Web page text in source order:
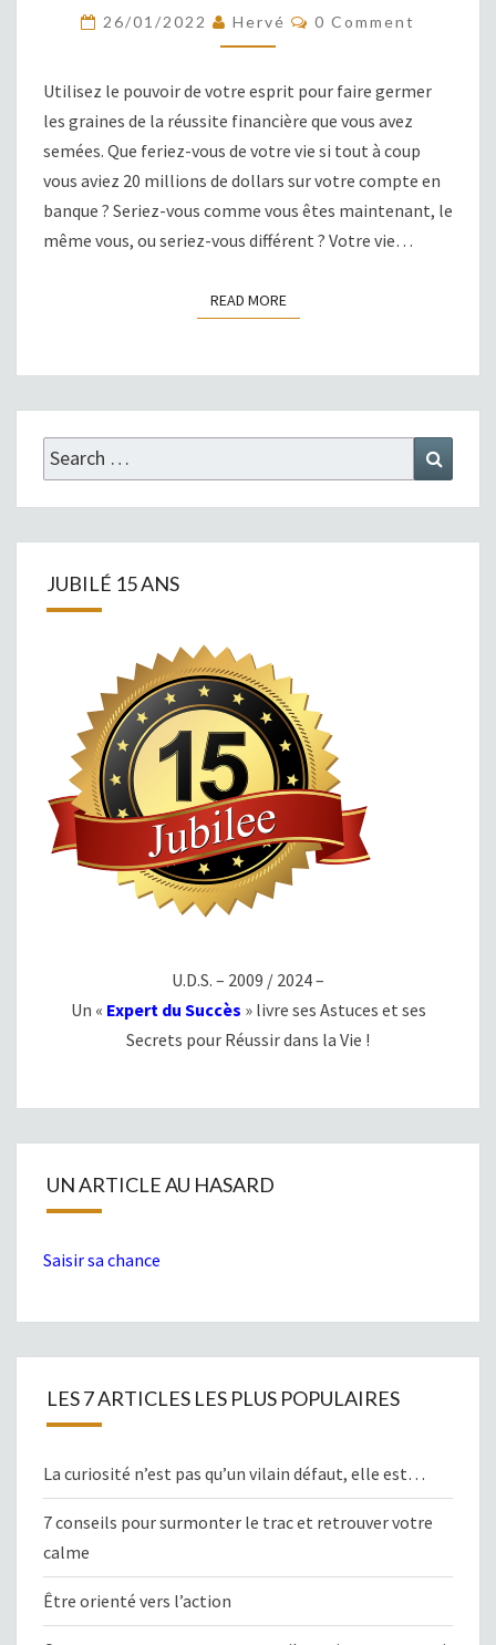
LA
RÉUSSITE
26/01/2022 Hervé COMMENTS
0 Comment
Utilisez le pouvoir de votre esprit pour faire germer
les graines de la réussite financière que vous avez
semées. Que feriez-vous de votre vie si tout à coup
vous aviez 20 millions de dollars sur votre compte en
banque ? Seriez-vous comme vous êtes maintenant, le
même vous, ou seriez-vous différent ? Votre vie…
READ MOREREAD MORE
Search
for:
JUBILÉ 15 ANS
U.D.S. – 2009 / 2024 –
Un « Expert du Succès » livre ses Astuces et ses
Secrets pour Réussir dans la Vie !
UN ARTICLE AU HASARD
Saisir sa chance
LES 7 ARTICLES LES PLUS POPULAIRES
La curiosité n’est pas qu’un vilain défaut, elle est…
7 conseils pour surmonter le trac et retrouver votre
calme
Être orienté vers l’action